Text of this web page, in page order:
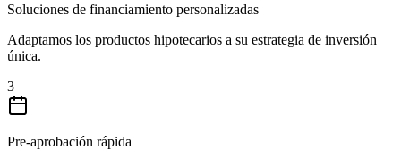
Soluciones de financiamiento personalizadas
Adaptamos los productos hipotecarios a su estrategia de inversión
única.
3
Pre-aprobación rápida